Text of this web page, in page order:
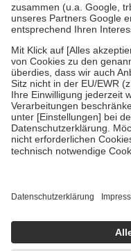
Verordnung.
Um das Engagement der
stärken und die besondere
fallenkeine Zuzahlungenan
• Kindern und
mit Ausnahme der
• Untersuchungen zur
GKV getragen werden
• empfohlenen
• Harn- und
getroffen, um
https://help.etrusted.com/